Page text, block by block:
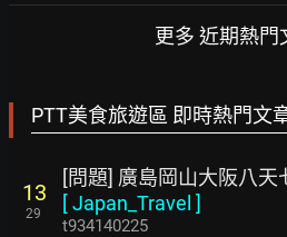
更多 近期熱門
PTT美食旅遊區 即時熱門文
13
29
[問題] 廣島岡山大阪八天
[Japan_Travel ]
t934140225